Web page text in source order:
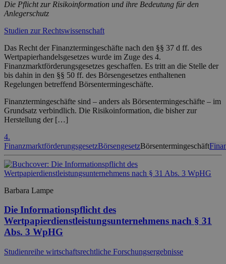
Die Pflicht zur Risikoinformation und ihre Bedeutung für den
Anlegerschutz
Studien zur Rechtswissenschaft
Das Recht der Finanztermingeschäfte nach den §§ 37 d ff. des
Wertpapierhandelsgesetzes wurde im Zuge des 4.
Finanzmarktförderungsgesetzes geschaffen. Es tritt an die Stelle der
bis dahin in den §§ 50 ff. des Börsengesetzes enthaltenen
Regelungen betreffend Börsentermingeschäfte.
Finanztermingeschäfte sind – anders als Börsentermingeschäfte – im
Grundsatz verbindlich. Die Risikoinformation, die bisher zur
Herstellung der […]
4.
FinanzmarktförderungsgesetzBörsengesetzBörsentermingeschäft
Barbara Lampe
Die Informationspflicht des
Wertpapierdienstleistungsunternehmens nach § 31
Abs. 3 WpHG
Studienreihe wirtschaftsrechtliche Forschungsergebnisse